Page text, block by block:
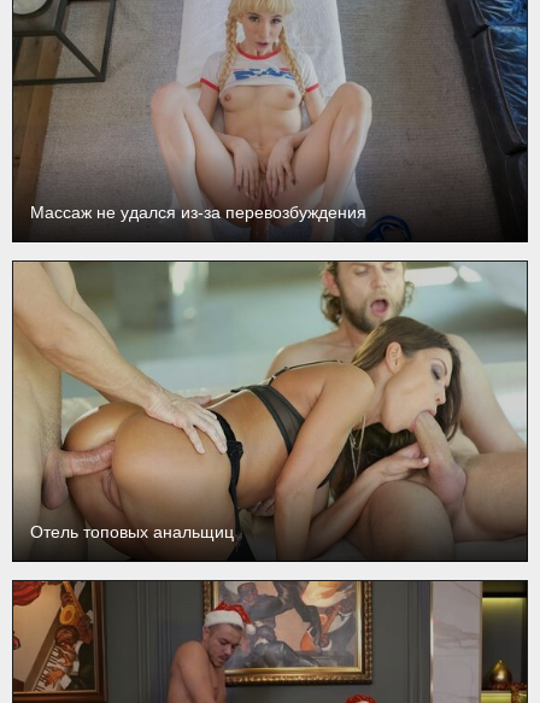
Массаж не удался из-за перевозбуждения
Отель топовых анальщиц